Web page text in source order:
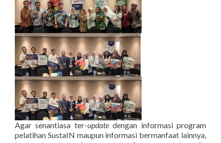
Agar senantiasa ter-updatedengan informasi program
pelatihan SustaIN maupun informasi bermanfaat lainnya,